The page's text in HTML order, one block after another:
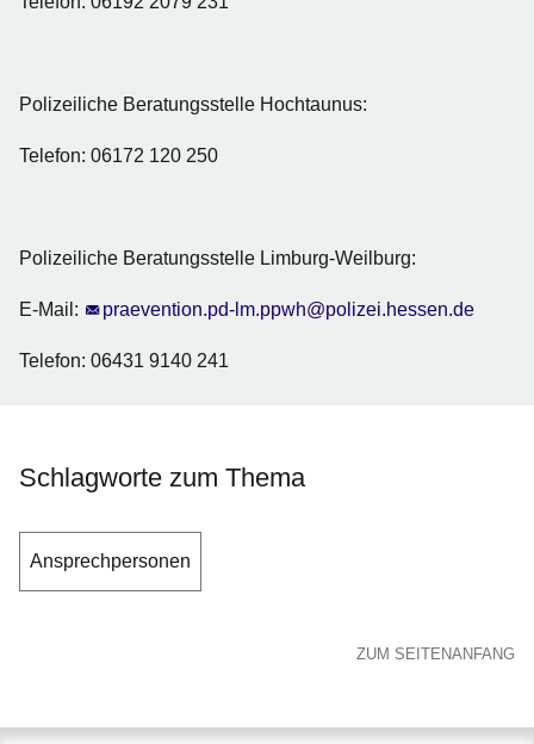
Polizeiliche Beratungsstelle Hochtaunus:
Telefon: 06172 120 250
Polizeiliche Beratungsstelle Limburg-Weilburg:
E-Mail: praevention.pd-lm.ppwh@polizei.hessen.de
Telefon: 06431 9140 241
Schlagworte zum Thema
Ansprechpersonen
ZUM SEITENANFANG